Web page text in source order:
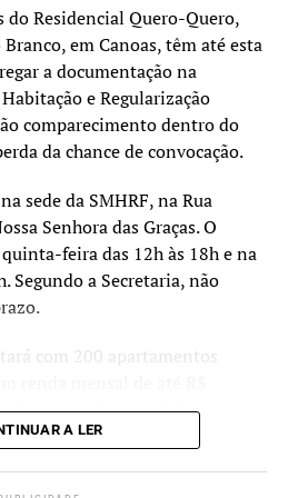
da
a gerente de loja Karina
o mutirão para regularizar a
há 25 anos. “Eu sou a quinta
não sei quem foi o
nunca fiz a escritura. Aqui
comenta.
CANOAS
gratuita de imóveis da Cohab
apontadas
técnicos
muito alto.
é oferecer
segura e
essas
mais
e proteção
destacou.
dos eventos climáticos
últimos anos, reforçando o
com a proteção das
do Residencial Quero-Quero,
em Canoas, têm até esta
a documentação na
e Regularização
comparecimento dentro do
da chance de convocação.
sede da SMHRF, na Rua
Senhora das Graças. O
feira das 12h às 18h e na
Segundo a Secretaria, não
com 200 apartamentos
chamados 360 candidatos,
haja desistências ou
titulares.
A LER